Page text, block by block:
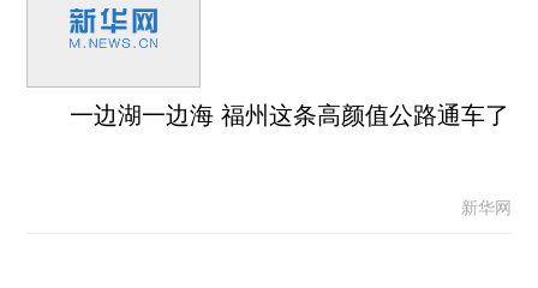
一边湖一边海 福州这条高颜值公路通车了
新华网